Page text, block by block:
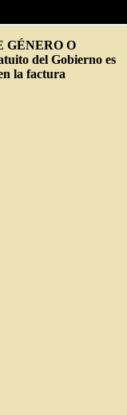
GÉNERO O
del Gobierno es
la factura